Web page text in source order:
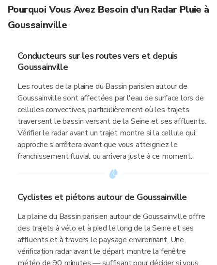
Pourquoi Vous Avez Besoin d'un Radar Pluie à
Goussainville
Conducteurs sur les routes vers et depuis
Goussainville
Les routes de la plaine du Bassin parisien autour de
Goussainville sont affectées par l'eau de surface lors de
cellules convectives, particulièrement où les trajets
traversent le bassin versant de la Seine et ses affluents.
Vérifier le radar avant un trajet montre si la cellule qui
approche s'arrêtera avant que vous atteigniez le
franchissement fluvial ou arrivera juste à ce moment.
Cyclistes et piétons autour de Goussainville
La plaine du Bassin parisien autour de Goussainville offre
des trajets à vélo et à pied le long de la Seine et ses
affluents et à travers le paysage environnant. Une
vérification radar avant le départ montre la fenêtre